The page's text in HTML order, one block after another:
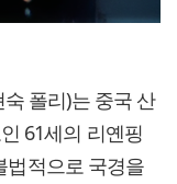
폴리)는 중국 산
61세의 리옌핑
법적으로 국경을